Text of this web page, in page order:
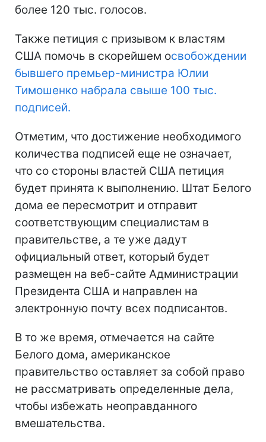
более 120 тыс. голосов.
Также петиция с призывом к властям
США помочь в скорейшем освобождении
бывшего премьер-министра Юлии
Тимошенко набрала свыше 100 тыс.
подписей.
Отметим, что достижение необходимого
количества подписей еще не означает,
что со стороны властей США петиция
будет принята к выполнению. Штат Белого
дома ее пересмотрит и отправит
соответствующим специалистам в
правительстве, а те уже дадут
официальный ответ, который будет
размещен на веб-сайте Администрации
Президента США и направлен на
электронную почту всех подписантов.
В то же время, отмечается на сайте
Белого дома, американское
правительство оставляет за собой право
не рассматривать определенные дела,
чтобы избежать неоправданного
вмешательства.